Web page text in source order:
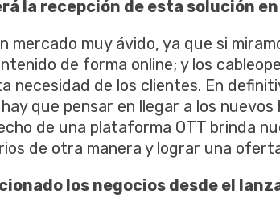
la recepción de esta solución
mercado muy ávido, ya que si
de forma online; y los
necesidad de los clientes. En
que pensar en llegar a los nuevos
de una plataforma OTT brinda
de otra manera y lograr una
los negocios desde el